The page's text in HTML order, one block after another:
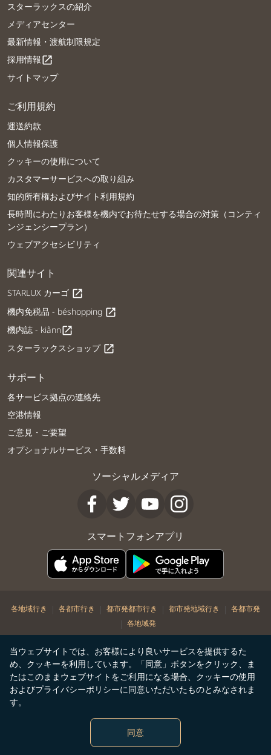
当ウェブサイトでは、お客様により良いサービスを提供するた
め、クッキーを利用しています。「同意」ボタンをクリック、ま
たはこのままウェブサイトをご利用になる場合、クッキーの使用
およびプライバシーポリシーに同意いただいたものとみなされま
す。
同意
スターラックスの紹介
メディアセンター
最新情報・渡航制限規定
採用情報open_in_new
サイトマップ
ご利用規約
運送約款
個人情報保護
クッキーの使用について
カスタマーサービスへの取り組み
知的所有権およびサイト利用規約
長時間にわたりお客様を機内でお待たせする場合の対策（コンティ
ンジェンシープラン）
ウェブアクセシビリティ
関連サイト
STARLUX カーゴ open_in_new
機内免税品 - béshopping open_in_new
機内誌 - kiânnopen_in_new
スターラックスショップ open_in_new
サポート
各サービス拠点の連絡先
空港情報
ご意見・ご要望
オプショナルサービス・手数料
ソーシャルメディア
スマートフォンアプリ
各地域行き | 各都市行き | 都市発都市行き | 都市発地域行き | 各都市発
| 各地域発